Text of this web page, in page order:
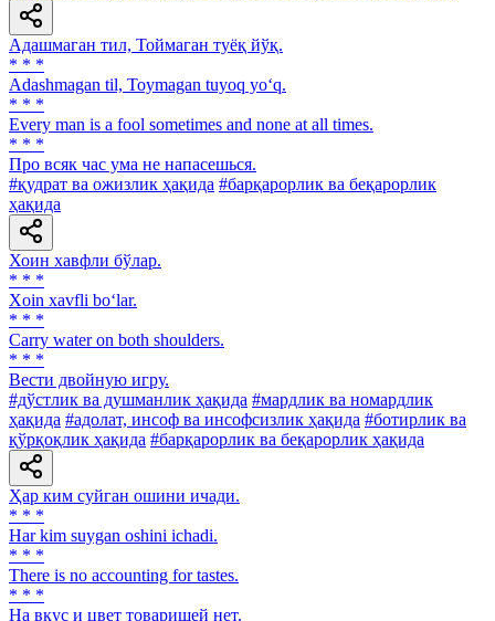
Адашмаган тил, Тоймаган туёқ йўқ.
* * *
Adashmagan til, Toymagan tuyoq yo‘q.
* * *
Every man is a fool sometimes and none at all times.
* * *
Про всяк час ума не напасешься.
#қудрат ва ожизлик ҳақида #барқарорлик ва беқарорлик
ҳақида
Хоин хавфли бўлар.
* * *
Xoin xavfli bo‘lar.
* * *
Carry water on both shoulders.
* * *
Вести двойную игру.
#дўстлик ва душманлик ҳақида #мардлик ва номардлик
ҳақида #адолат, инсоф ва инсофсизлик ҳақида #ботирлик ва
қўрқоқлик ҳақида #барқарорлик ва беқарорлик ҳақида
Ҳар ким суйган ошини ичади.
* * *
Har kim suygan oshini ichadi.
* * *
There is no accounting for tastes.
* * *
Ha вкус и цвет товарищей нет.